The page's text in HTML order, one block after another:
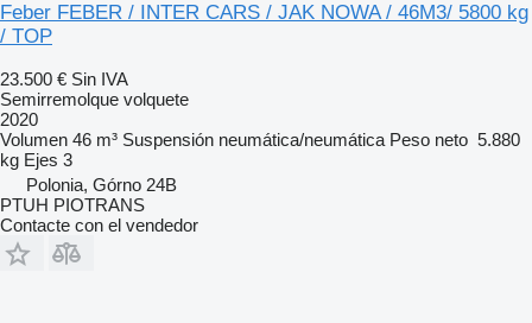
Feber FEBER / INTER CARS / JAK NOWA / 46M3/ 5800 kg
/ TOP
23.500 € Sin IVA
Semirremolque volquete
2020
Volumen 46 m³ Suspensión neumática/neumática Peso neto 5.880
kg Ejes 3
Polonia, Górno 24B
PTUH PIOTRANS
Contacte con el vendedor